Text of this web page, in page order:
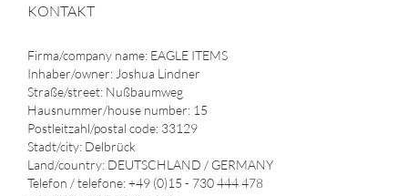
KONTAKT
Firma/company name: EAGLE ITEMS
Inhaber/owner: Joshua Lindner
Straße/street: Nußbaumweg
Hausnummer/house number: 15
Postleitzahl/postal code: 33129
Stadt/city: Delbrück
Land/country: DEUTSCHLAND / GERMANY
Telefon / telefone: +49 (0)15 - 730 444 478